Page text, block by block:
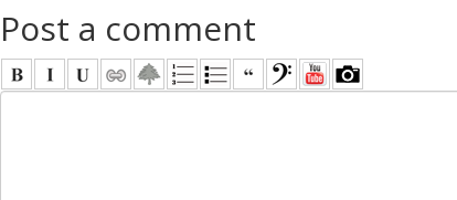
Post a comment